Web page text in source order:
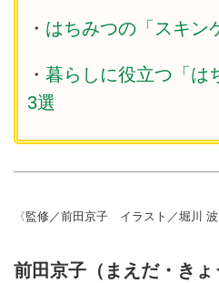
・ はちみつの「スキン
・ 暮らしに役立つ「は
3選
〈監修／前田京子 イラスト／堀川
前田京子（まえだ・きょ